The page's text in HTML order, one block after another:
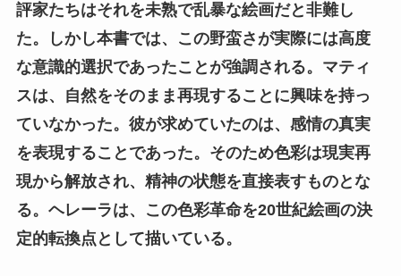
評家たちはそれを未熟で乱暴な絵画だと非難し
た。しかし本書では、この野蛮さが実際には高度
な意識的選択であったことが強調される。マティ
スは、自然をそのまま再現することに興味を持っ
ていなかった。彼が求めていたのは、感情の真実
を表現することであった。そのため色彩は現実再
現から解放され、精神の状態を直接表すものとな
る。ヘレーラは、この色彩革命を20世紀絵画の決
定的転換点として描いている。